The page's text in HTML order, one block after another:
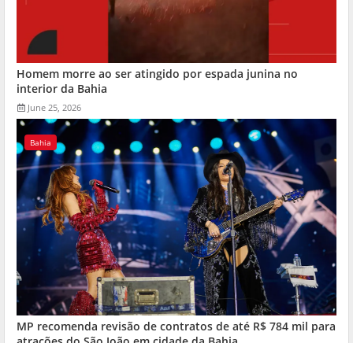
Homem morre ao ser atingido por espada junina no
interior da Bahia
June 25, 2026
Bahia
MP recomenda revisão de contratos de até R$ 784 mil para